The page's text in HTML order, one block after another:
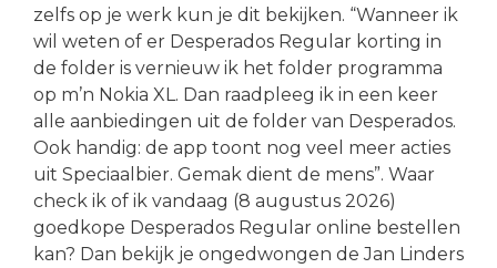
zelfs op je werk kun je dit bekijken. “Wanneer ik
wil weten of er Desperados Regular korting in
de folder is vernieuw ik het folder programma
op m’n Nokia XL. Dan raadpleeg ik in een keer
alle aanbiedingen uit de folder van Desperados.
Ook handig: de app toont nog veel meer acties
uit Speciaalbier. Gemak dient de mens”. Waar
check ik of ik vandaag (8 augustus 2026)
goedkope Desperados Regular online bestellen
kan? Dan bekijk je ongedwongen de Jan Linders